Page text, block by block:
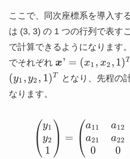
ここで、同次座標系を導入す
は (3, 3) の 1 つの行列で表す
で計算できるようになります。
でそれぞれ \bm{x}’
= (x_1,
x_2,
= (y_1,
y_2,
1)^T
x’ = (x1 , x2 ,1)T
(y1 , y2 , 1)T
となり、先程の
なります。
y1
y2
1
=
a11
a21
0
a12
a22
0